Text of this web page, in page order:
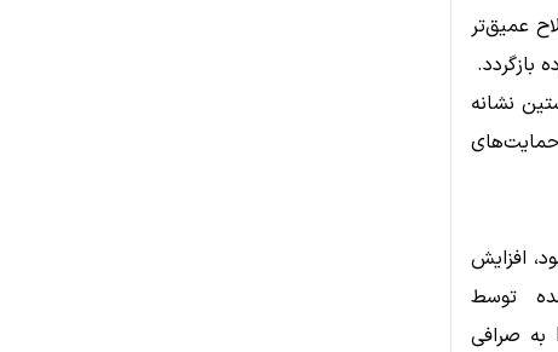
عمیق‌تر
بازگردد.
می‌تواند نخستین نشانه
افزایش
توسط
CryptoQuant، تعداد تراکنش‌های واریز استیبل‌کوین‌های مبتنی بر ERC-20 به صرافی